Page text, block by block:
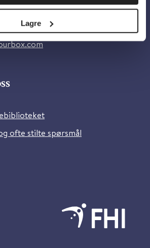
Lagre
English
ofte stilte spørsmål